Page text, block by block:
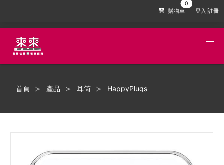
購物車 登入|註冊
首頁 產品 耳筒 HappyPlugs